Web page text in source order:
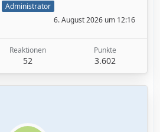
Administrator
6. August 2026 um 12:16
Reaktionen
52
Punkte
3.602